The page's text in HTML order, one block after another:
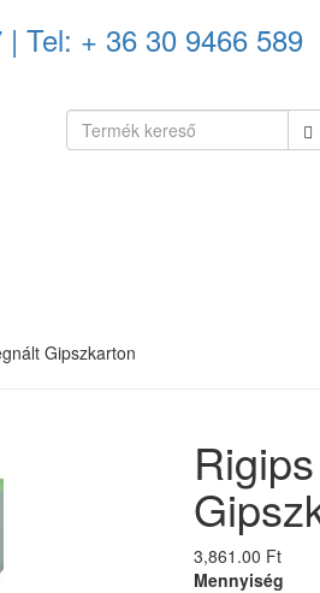
| Tel: + 36 30 9466 589
Gipszkarton
3,861.00 Ft
Mennyiség